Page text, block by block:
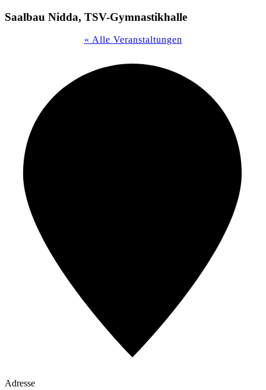
Saalbau Nidda, TSV-Gymnastikhalle
« Alle Veranstaltungen
Adresse